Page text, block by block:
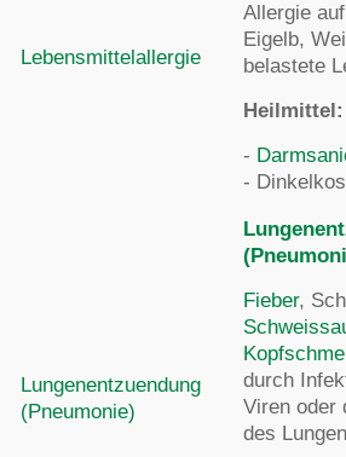
Lebensmittelallergie
Allergie
Eigelb,
belastete
Heilmittel:
-
-
Lungenentzuendung
(Pneumonie)
Fieber,
durch
Viren oder
des